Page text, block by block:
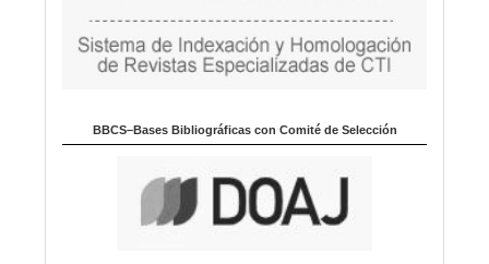
BBCS–Bases Bibliográficas con Comité de Selección